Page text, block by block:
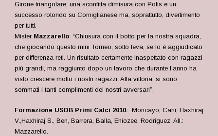
Girone triangolare, una sconfitta dimisura con Polis e un
successo rotondo su Corniglianese ma, soprattutto, divertimento
per tutti.
Mister Mazzarello: “Chiusura con il botto per la nostra squadra,
che giocando questo mini Torneo, sotto leva, se lo è aggiudicato
per differenza reti. Un risultato certamente inaspettato con ragazzi
più grandi, ma raggiunto dopo un lavoro che durante l’anno ha
visto crescere molto i nostri ragazzi. Alla vittoria, si sono
sommati i tanti complimenti dei nostri avversari”.
Formazione USDB Primi Calci 2010: Moncayo, Cani, Haxhiraj
V.,Haxhiraj S., Ben, Barrera, Balla, Ehiozee, Rodriguez. All.:
Mazzarello.